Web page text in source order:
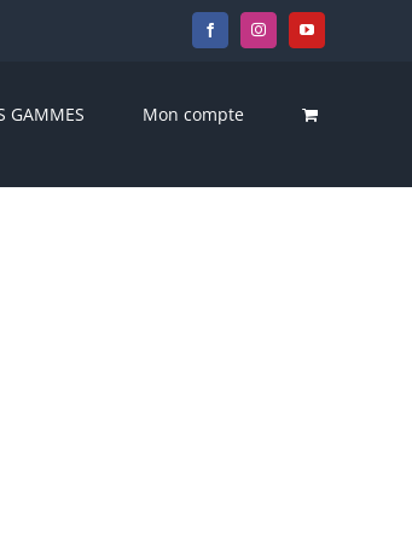
FacebookInstagramYouTube
GAMMES Mon compte